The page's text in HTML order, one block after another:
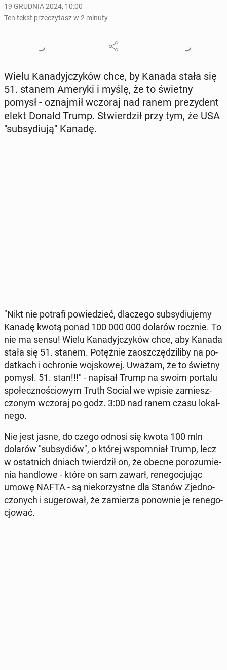
19 GRUDNIA 2024, 10:00
Ten tekst przeczytasz w 2 minuty
Wielu Ka­na­dyj­czy­ków chce, by Kanada stała się
51. stanem Ameryki i myślę, że to świetny
pomysł - oznaj­mił wczoraj nad ranem pre­zy­dent
elekt Donald Trump. Stwier­dził przy tym, że USA
"sub­sy­diu­ją" Kanadę.
"Nikt nie potrafi po­wie­dzieć, dla­cze­go sub­sy­diu­je­my
Kanadę kwotą ponad 100 000 000 dolarów rocznie. To
nie ma sensu! Wielu Ka­na­dyj­czy­ków chce, aby Kanada
stała się 51. stanem. Po­tęż­nie za­osz­czę­dzi­li­by na po­
dat­kach i ochro­nie woj­sko­wej. Uważam, że to świetny
pomysł. 51. stan!!!" - napisał Trump na swoim portalu
spo­łecz­no­ścio­wym Truth Social we wpisie za­miesz­
czo­nym wczoraj po godz. 3:00 nad ranem czasu lo­kal­
ne­go.
Nie jest jasne, do czego odnosi się kwota 100 mln
dolarów "sub­sy­diów", o której wspo­mniał Trump, lecz
w ostat­nich dniach twier­dził on, że obecne po­ro­zu­mie­
nia han­dlo­we - które on sam zawarł, re­ne­go­cju­jąc
umowę NAFTA - są nie­ko­rzyst­ne dla Stanów Zjed­no­
czo­nych i su­ge­ro­wał, że za­mie­rza po­now­nie je re­ne­go­
cjo­wać.